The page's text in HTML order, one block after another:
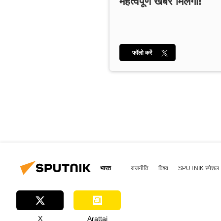
फॉलो करें
भारत राजनीति विश्व SPUTNIK स्पेशल